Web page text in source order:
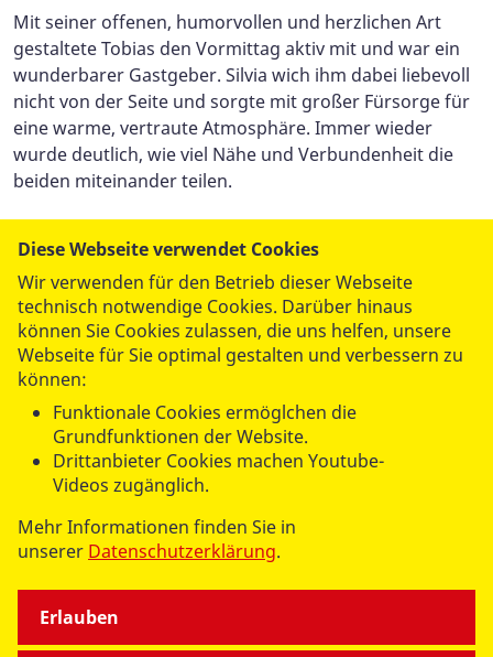
Mit seiner offenen, humorvollen und herzlichen Art
gestaltete Tobias den Vormittag aktiv mit und war ein
wunderbarer Gastgeber. Silvia wich ihm dabei liebevoll
nicht von der Seite und sorgte mit großer Fürsorge für
eine warme, vertraute Atmosphäre. Immer wieder
wurde deutlich, wie viel Nähe und Verbundenheit die
beiden miteinander teilen.
stiegen, hieß es schließlich Abschied nehmen. Voller
schöner Eindrücke, Begegnungen und gemeinsamer
Erinnerungen traten Tobias, Silvia und das Team des
Wünschewagens die Rückfahrt an – dankbar für einen
besonderen Tag, der noch lange in Erinnerung bleiben
wird.
Diese Webseite verwendet Cookies
Wir verwenden für den Betrieb dieser Webseite
technisch notwendige Cookies. Darüber hinaus
können Sie Cookies zulassen, die uns helfen, unsere
Webseite für Sie optimal gestalten und verbessern zu
können:
Funktionale Cookies ermöglchen die
Grundfunktionen der Website.
Drittanbieter Cookies machen Youtube-
Videos zugänglich.
Mehr Informationen finden Sie in
unserer Datenschutzerklärung.
Erlauben